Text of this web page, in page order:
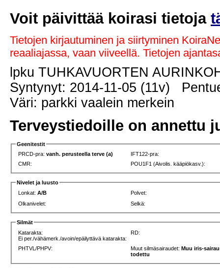
Voit päivittää koirasi tietoja
Tietojen kirjautuminen ja siirtyminen
reaaliajassa, vaan viiveellä. Tietojen
lpku TUHKAVUORTEN
Syntynyt: 2014-11-05 (11v)
Väri: parkki vaalein merkein
Terveystiedoille on annettu
Geenitestit
PRCD-pra:vanh. perusteella terve (a)
IFT122-pra:
CMR:
POU1F1 (Aivolis. kääpiökasv.):
Nivelet ja luusto
Lonkat:A/B
Polvet:
Olkanivelet:
Selkä:
Silmät
Katarakta:
Ei per./vähämerk./avoin/epäilyttävä katarakta:
RD:
PHTVL/PHPV: Muut silmäsairaudet:Muu iris-
todettu